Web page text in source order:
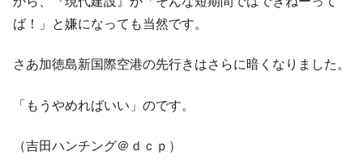
『Money1』
韓国「株式市場が賭博場のように変質した
のは政界の責任だ」
Fact1
日本の誇る海洋資源調査船『白嶺』は先進技術の
Fact1
夏の甲子園、優勝校を最も多く輩出している都道
Fact1 今話題の「楽天ライオンズ」とは？
ば！」と嫌になっても当然です。
さあ加徳島新国際空港の先行きはさらに暗くなりました。
「もうやめればいい」のです。
（吉田ハンチング＠ｄｃｐ）